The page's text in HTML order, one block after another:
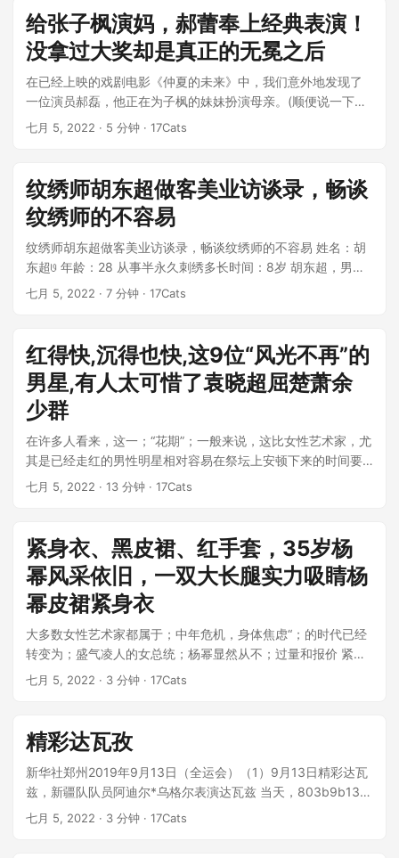
给张子枫演妈，郝蕾奉上经典表演！
没拿过大奖却是真正的无冕之后
在已经上映的戏剧电影《仲夏的未来》中，我们意外地发现了
一位演员郝磊，他正在为子枫的妹妹扮演母亲。(顺便说一下，
这部电影很好，值得一看~) 给张...
七月 5, 2022 · 5 分钟 · 17Cats
纹绣师胡东超做客美业访谈录，畅谈
纹绣师的不容易
纹绣师胡东超做客美业访谈录，畅谈纹绣师的不容易 姓名：胡
东超𞓜 年龄：28 从事半永久刺绣多长时间：8岁 胡东超，男，
广东清远人。现为国家高级刺绣技...
七月 5, 2022 · 7 分钟 · 17Cats
红得快,沉得也快,这9位“风光不再”的
男星,有人太可惜了袁晓超屈楚萧余
少群
在许多人看来，这一；“花期”；一般来说，这比女性艺术家，尤
其是已经走红的男性明星相对容易在祭坛上安顿下来的时间要
长，但事实上，这些观点是有偏...
七月 5, 2022 · 13 分钟 · 17Cats
紧身衣、黑皮裙、红手套，35岁杨
幂风采依旧，一双大长腿实力吸睛杨
幂皮裙紧身衣
大多数女性艺术家都属于；中年危机，身体焦虑“；的时代已经
转变为；盛气凌人的女总统；杨幂显然从不；过量和报价 紧身
衣、黑皮裙、红手套，35岁杨幂...
七月 5, 2022 · 3 分钟 · 17Cats
精彩达瓦孜
新华社郑州2019年9月13日（全运会）（1）9月13日精彩达瓦
兹，新疆队队员阿迪尔*乌格尔表演达瓦兹 当天，803b9b13-
236c-4b...
七月 5, 2022 · 3 分钟 · 17Cats